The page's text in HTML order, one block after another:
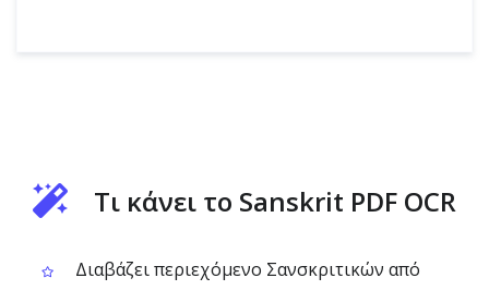
Τι κάνει το Sanskrit PDF OCR
Διαβάζει περιεχόμενο Σανσκριτικών από